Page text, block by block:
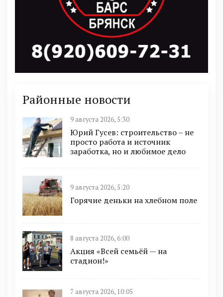
Районные новости
9 августа 2026, 5:30
Юрий Гусев: строительство – не
просто работа и источник
заработка, но и любимое дело
9 августа 2026, 5:20
Горячие деньки на хлебном поле
8 августа 2026, 6:00
Акция «Всей семьёй — на
стадион!»
7 августа 2026, 10:05